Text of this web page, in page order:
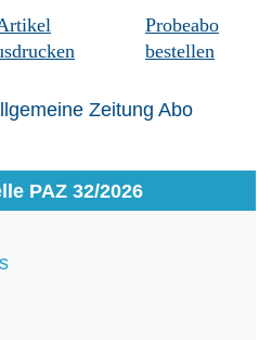
Probeabo
bestellen
PAZ 32/2026